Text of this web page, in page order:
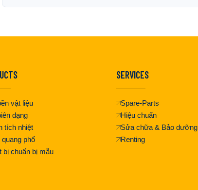
vật liệu
dạng
tích nhiệt
phổ
bị chuẩn bị mẫu
SERVICES
Spare-Parts
Hiệu chuẩn
Sửa chữa & Bảo dưỡng
Renting